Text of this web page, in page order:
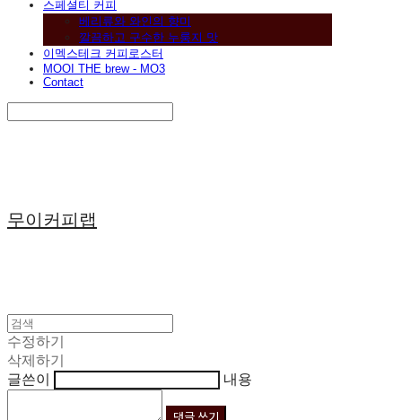
스페셜티 커피
베리류와 와인의 향미
깔끔하고 구수한 누룽지 맛
이멕스테크 커피로스터
MOOI THE brew - MO3
Contact
무이커피랩
수정하기
삭제하기
글쓴이
내용